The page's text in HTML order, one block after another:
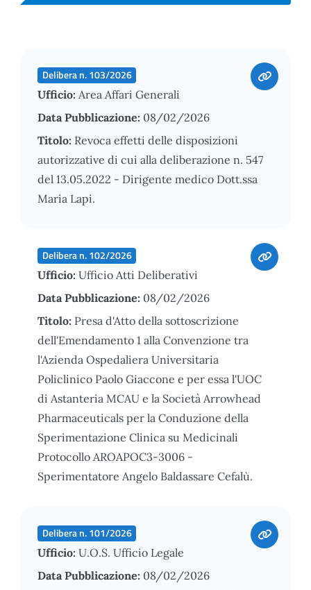
Delibera n. 103/2026
Ufficio: Area Affari Generali
Data Pubblicazione: 08/02/2026
Titolo: Revoca effetti delle disposizioni
autorizzative di cui alla deliberazione n. 547
del 13.05.2022 - Dirigente medico Dott.ssa
Maria Lapi.
Delibera n. 102/2026
Ufficio: Ufficio Atti Deliberativi
Data Pubblicazione: 08/02/2026
Titolo: Presa d'Atto della sottoscrizione
dell'Emendamento 1 alla Convenzione tra
l'Azienda Ospedaliera Universitaria
Policlinico Paolo Giaccone e per essa l'UOC
di Astanteria MCAU e la Società Arrowhead
Pharmaceuticals per la Conduzione della
Sperimentazione Clinica su Medicinali
Protocollo AROAPOC3-3006 -
Sperimentatore Angelo Baldassare Cefalù.
Delibera n. 101/2026
Ufficio: U.O.S. Ufficio Legale
Data Pubblicazione: 08/02/2026